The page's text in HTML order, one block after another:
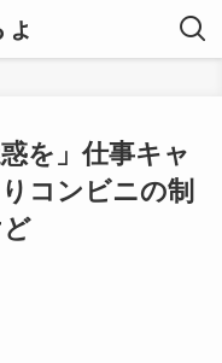
を」仕事キャ
コンビニの制